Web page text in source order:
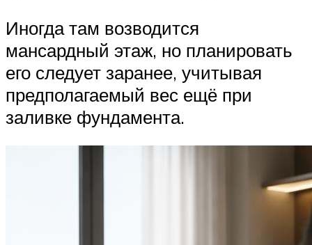
Иногда там возводится
мансардный этаж, но планировать
его следует заранее, учитывая
предполагаемый вес ещё при
заливке фундамента.